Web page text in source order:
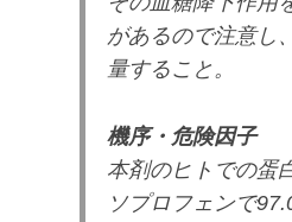
があるので注意し
量すること。
機序・危険因子
本剤のヒトでの蛋
ソプロフェンで